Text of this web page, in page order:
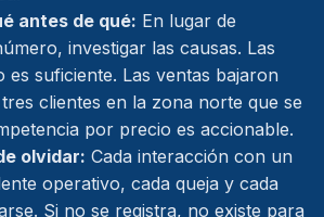
antes de qué: En lugar de
investigar las causas. Las
es suficiente. Las ventas bajaron
clientes en la zona norte que se
por precio es accionable.
olvidar: Cada interacción con un
operativo, cada queja y cada
Si no se registra, no existe para